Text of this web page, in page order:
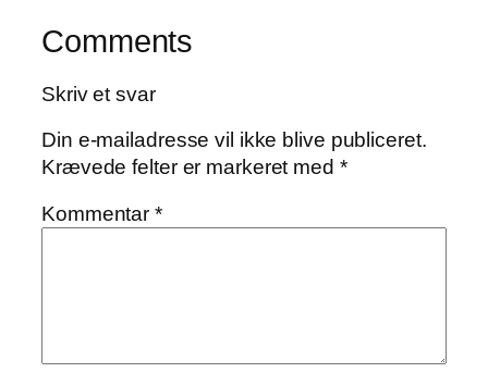
Comments
Skriv et svar
Din e-mailadresse vil ikke blive publiceret.
Krævede felter er markeret med *
Kommentar*